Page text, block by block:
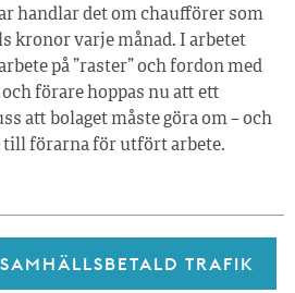
handlar det om chaufförer som
kronor varje månad. I arbetet
på ”raster” och fordon med
förare hoppas nu att ett
att bolaget måste göra om – och
till förarna för utfört arbete.
TRAFIK